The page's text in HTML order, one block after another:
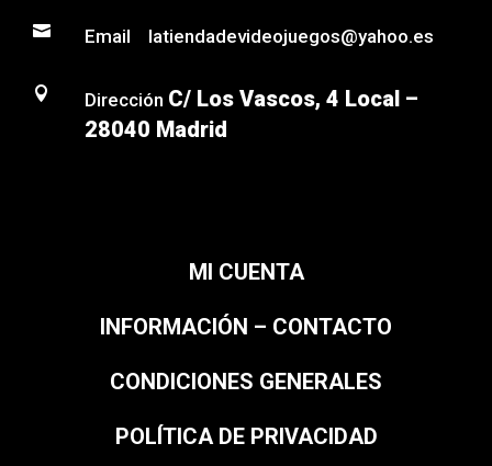
 Email latiendadevideojuegos@yahoo.es
 Dirección C/ Los Vascos, 4 Local –
28040 Madrid
MI CUENTA
INFORMACIÓN – CONTACTO
CONDICIONES GENERALES
POLÍTICA DE PRIVACIDAD